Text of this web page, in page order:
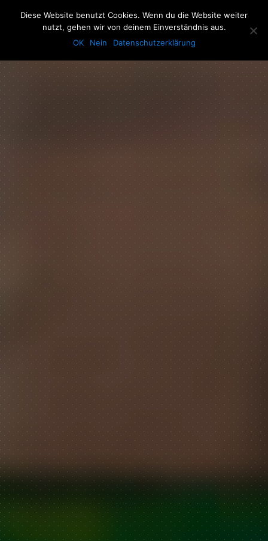
The Howling Men
Diese Website benutzt Cookies. Wenn du die Website weiter
nutzt, gehen wir von deinem Einverständnis aus.
OK
Nein Datenschutzerklärung